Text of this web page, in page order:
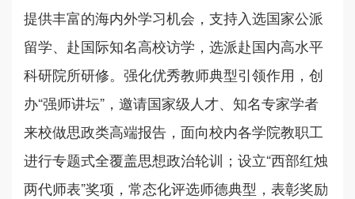
提供丰富的海内外学习机会，支持入选国家公派
留学、赴国际知名高校访学，选派赴国内高水平
科研院所研修。强化优秀教师典型引领作用，创
办“强师讲坛”，邀请国家级人才、知名专家学者
来校做思政类高端报告，面向校内各学院教职工
进行专题式全覆盖思想政治轮训；设立“西部红烛
两代师表”奖项，常态化评选师德典型，表彰奖励